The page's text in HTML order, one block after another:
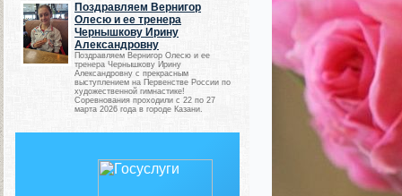
Поздравляем Вернигор
Олесю и ее тренера
Чернышкову Ирину
Александровну
Поздравляем Вернигор Олесю и ее
тренера Чернышкову Ирину
Александровну с прекрасным
выступлением на Первенстве России по
художественной гимнастике!
Соревнования проходили с 22 по 27
марта 2026 года в городе Казани.